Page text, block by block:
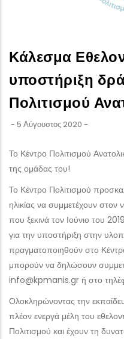
Κάλεσμα
υποστήριξη
Πολιτισμού
- 5 Αύγουστος 2020 -
Το Κέντρο Πολιτισμού
της ομάδας του!
Το Κέντρο Πολιτισμού
ηλικίας να συμμετέχουν στον
που ξεκινά τον Ιούνιο του
για την υποστήριξη στην
πραγματοποιηθούν στο
μπορούν να δηλώσουν
info@kpmanis.gr ή στο
Ολοκληρώνοντας την
πλέον ενεργά μέλη του
Πολιτισμού και έχουν τη